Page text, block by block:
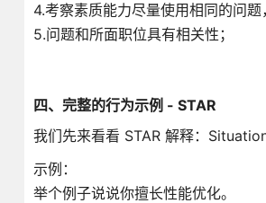
4.考察素质能力尽量使用相同的问题
5.问题和所面职位具有相关性；
四、完整的行为示例 - STAR
我们先来看看 STAR 解释：
示例：
举个例子说说你擅长性能优化。